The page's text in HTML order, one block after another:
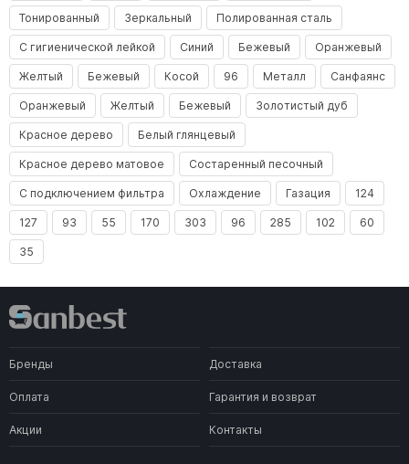
Тонированный Зеркальный Полированная сталь
С гигиенической лейкой Синий Бежевый Оранжевый
Желтый Бежевый Косой 96 Металл Санфаянс
Оранжевый Желтый Бежевый Золотистый дуб
Красное дерево Белый глянцевый
Красное дерево матовое Состаренный песочный
С подключением фильтра Охлаждение Газация 124
127 93 55 170 303 96 285 102 60
35
Бренды Доставка
Оплата Гарантия и возврат
Акции Контакты